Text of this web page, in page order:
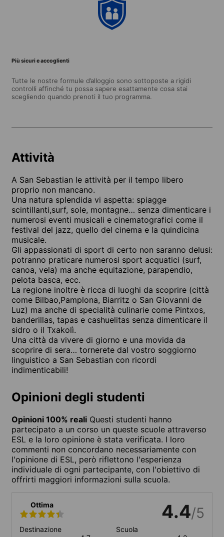
Più sicuri e accoglienti
Tutte le nostre formule d’alloggio sono sottoposte a rigidi
controlli affinché tu possa sapere esattamente cosa stai
scegliendo quando prenoti il tuo programma.
Attività
A San Sebastian le attività per il tempo libero
proprio non mancano.
Una natura splendida vi aspetta: spiagge
scintillanti,surf, sole, montagne… senza dimenticare i
numerosi eventi musicali e cinematografici come il
festival del jazz, quello del cinema e la quindicina
musicale.
Gli appassionati di sport di certo non saranno delusi:
potranno praticare numerosi sport acquatici (surf,
canoa, vela) ma anche equitazione, parapendio,
pelota basca, ecc.
La regione inoltre è ricca di luoghi da scoprire (città
come Bilbao,Pamplona, Biarritz o San Giovanni de
Luz) ma anche di specialità culinarie come Pintxos,
banderillas, tapas e cashuelitas senza dimenticare il
sidro o il Txakolì.
Una città da vivere di giorno e una movida da
scoprire di sera… tornerete dal vostro soggiorno
linguistico a San Sebastian con ricordi
indimenticabili!
Opinioni degli studenti
Opinioni 100% reali Questi studenti hanno
partecipato a un corso un queste scuole attraverso
ESL e la loro opinione è stata verificata. I loro
commenti non concordano necessariamente con
l'opinione di ESL, però riflettono l'esperienza
individuale di ogni partecipante, con l'obiettivo di
offrirti maggiori informazioni sulla scuola.
Ottima 4.4/5
Destinazione
Scuola